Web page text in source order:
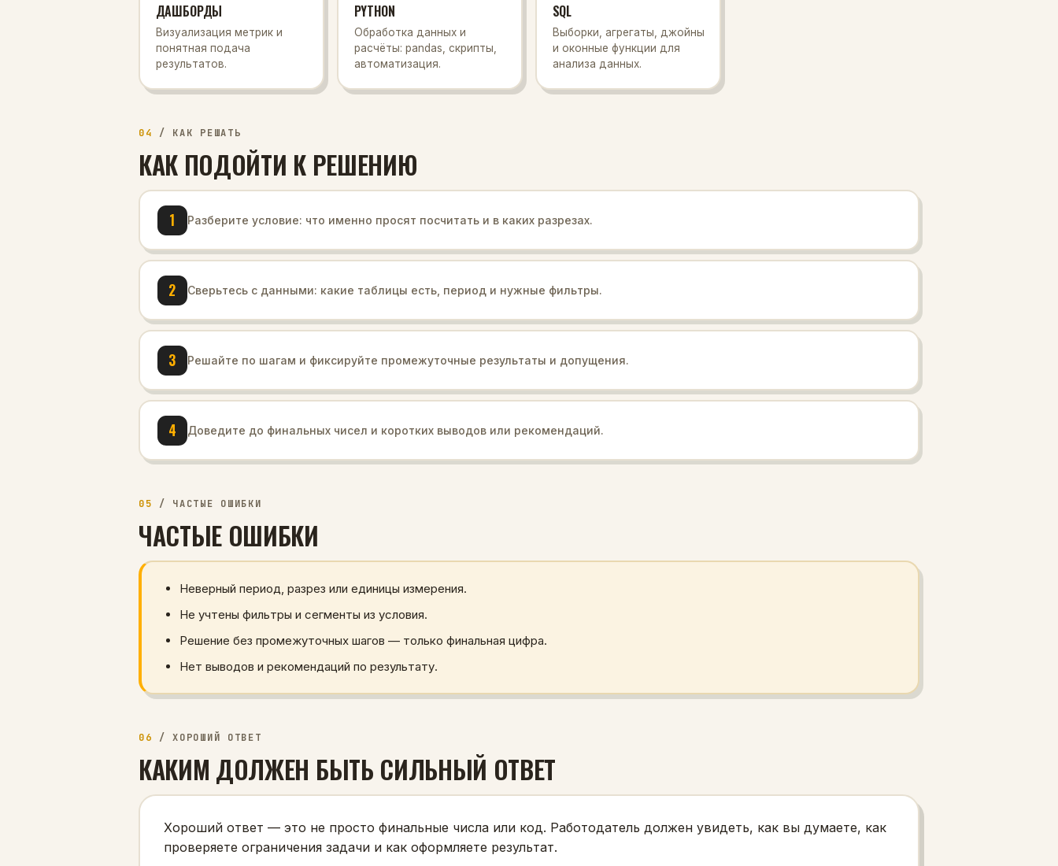
ДАШБОРДЫ
Визуализация метрик и
понятная подача
результатов.
PYTHON
Обработка данных и
расчёты: pandas, скрипты,
автоматизация.
SQL
Выборки, агрегаты, джойны
и оконные функции для
анализа данных.
04 / КАК РЕШАТЬ
КАК ПОДОЙТИ К РЕШЕНИЮ
1 Разберите условие: что именно просят посчитать и в каких разрезах.
2 Сверьтесь с данными: какие таблицы есть, период и нужные фильтры.
3 Решайте по шагам и фиксируйте промежуточные результаты и допущения.
4 Доведите до финальных чисел и коротких выводов или рекомендаций.
05 / ЧАСТЫЕ ОШИБКИ
ЧАСТЫЕ ОШИБКИ
Неверный период, разрез или единицы измерения.
Не учтены фильтры и сегменты из условия.
Решение без промежуточных шагов — только финальная цифра.
Нет выводов и рекомендаций по результату.
06 /ХОРОШИЙ ОТВЕТ
КАКИМ ДОЛЖЕН БЫТЬ СИЛЬНЫЙ ОТВЕТ
Хороший ответ — это не просто финальные числа или код. Работодатель должен увидеть, как вы думаете, как
проверяете ограничения задачи и как оформляете результат.